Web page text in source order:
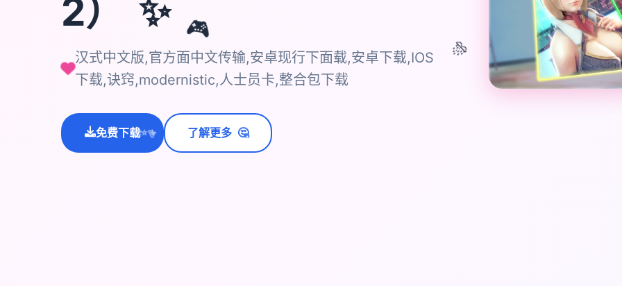
🎮
2） ✨
汉式中文版,官方面中文传输,安卓现行下面载,安卓下载,IOS
下载,诀窍,modernistic,人士员卡,整合包下载
免费下载
✨⭐💫 了解更多 🤔
🎊